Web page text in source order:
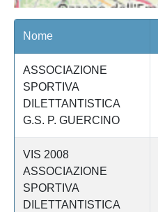
Nome
ASSOCIAZIONE
SPORTIVA
DILETTANTISTICA
G.S. P. GUERCINO
VIS 2008
ASSOCIAZIONE
SPORTIVA
DILETTANTISTICA